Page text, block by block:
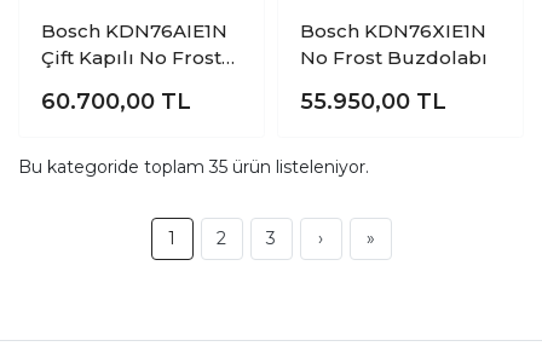
Bosch KDN76AIE1N
Çift Kapılı No Frost
60.700,00 TL
Bosch KDN76XIE1N
No Frost Buzdolabı
55.950,00 TL
Bu kategoride toplam35 ürün listeleniyor.
1 2 3 › »